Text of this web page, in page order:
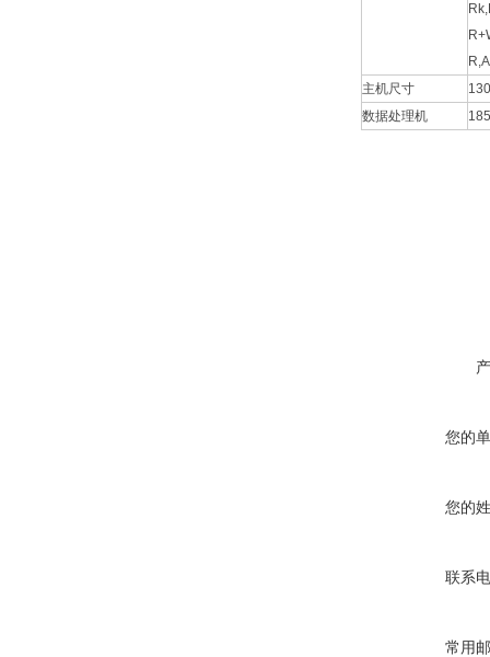
主机尺寸
数据处理机
您的
您的
联系
常用